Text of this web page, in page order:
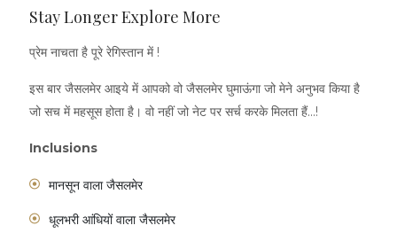
दुपहरियों में तालाब के किनारे दक्षिण से आती ठंडी हवा में बजते अलगोजे की
पुराने खण्डहरों पर नाचते मोरों संग जांखळ करता जैसलमेर
सुदूर किसी कच्ची झोंपड़ी में माई के हाथ से बनी बाजरे की रोटियों की मनुहारों
बार्डर पर जिंदादिली दिखाते फौजियों वाला जैसलमेर
वो जैसलमेर जो सायद आपने यहां रहकर भी कभी नही देखा वही वाला
Stay Longer Explore More
प्रेम नाचता है पूरे रेगिस्तान में !
इस बार जैसलमेर आइये में आपको वो जैसलमेर घुमाऊंगा जो मेने अनुभव किया है
जो सच में महसूस होता है। वो नहीं जो नेट पर सर्च करके मिलता हैं...!
Inclusions
मानसून वाला जैसलमेर
धूलभरी आंधियों वाला जैसलमेर